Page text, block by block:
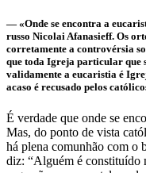
— «Onde se encontra a
russo Nicolai Afanasieff. Os
corretamente a controvérsia
que toda Igreja particular que
validamente a eucaristia é
acaso é recusado pelos
É verdade que onde se
Mas, do ponto de vista
há plena comunhão com o
diz: “Alguém é constituído